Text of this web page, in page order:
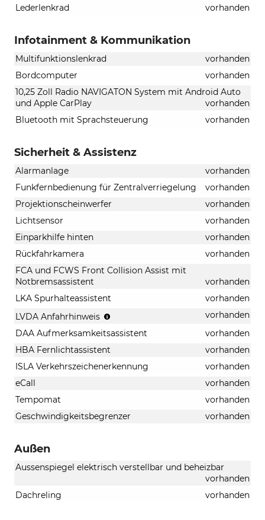
Lederlenkrad
vorhanden
Infotainment & Kommunikation
Multifunktionslenkrad
vorhanden
Bordcomputer
vorhanden
10,25 Zoll Radio NAVIGATON System mit Android Auto
und Apple CarPlay
vorhanden
Bluetooth mit Sprachsteuerung
vorhanden
Sicherheit & Assistenz
Alarmanlage
vorhanden
Funkfernbedienung für Zentralverriegelung
vorhanden
Projektionscheinwerfer
vorhanden
Lichtsensor
vorhanden
Einparkhilfe hinten
vorhanden
Rückfahrkamera
vorhanden
FCA und FCWS Front Collision Assist mit
Notbremsassistent
vorhanden
LKA Spurhalteassistent
vorhanden
LVDA Anfahrhinweis
vorhanden
DAA Aufmerksamkeitsassistent
vorhanden
HBA Fernlichtassistent
vorhanden
ISLA Verkehrszeichenerkennung
vorhanden
eCall
vorhanden
Tempomat
vorhanden
Geschwindigkeitsbegrenzer
vorhanden
Außen
Aussenspiegel elektrisch verstellbar und beheizbar
vorhanden
Dachreling
vorhanden